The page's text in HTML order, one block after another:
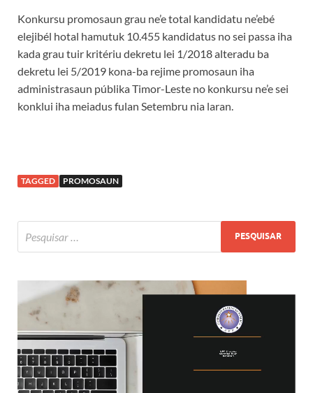
Konkursu promosaun grau ne’e total kandidatu ne’ebé
elejibél hotal hamutuk 10.455 kandidatus no sei passa iha
kada grau tuir kritériu dekretu lei 1/2018 alteradu ba
dekretu lei 5/2019 kona-ba rejime promosaun iha
administrasaun públika Timor-Leste no konkursu ne’e sei
konklui iha meiadus fulan Setembru nia laran.
TAGGED PROMOSAUN